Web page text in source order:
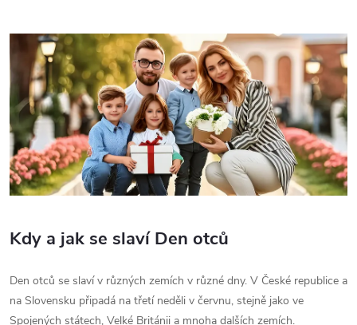
Kdy a jak se slaví Den otců
Den otců se slaví v různých zemích v různé dny. V České republice a
na Slovensku připadá na třetí neděli v červnu, stejně jako ve
Spojených státech, Velké Británii a mnoha dalších zemích.